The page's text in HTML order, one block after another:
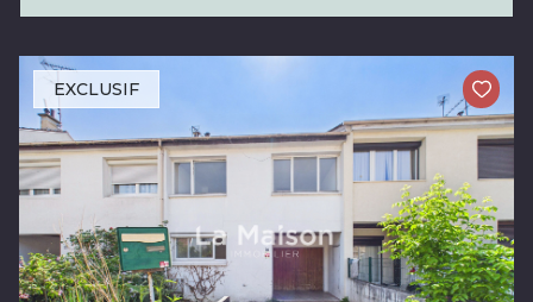
EXCLUSIF